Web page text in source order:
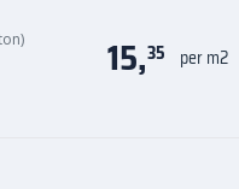
15,35 per m2